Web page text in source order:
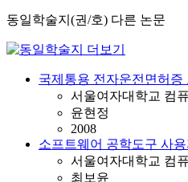
동일학술지(권/호) 다른 논문
국제통용 전자운전면허증
서울여자대학교 컴
윤현정
2008
소프트웨어 공학도구 사
서울여자대학교 컴
최보윤